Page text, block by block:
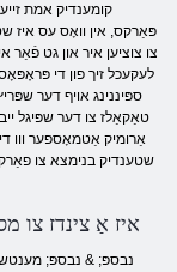
קומענדיק אמת
פּאַרקס, אין וואָס עס איז
צו צוציען איר און גט פֿאַר
לעקעכל זיך פון די
ספּיננינג אויף דער
טאַקאַלז צו דער שפּיגל
אַרומיק אַטמאָספער ווו די
שטענדיק בנימצא צו
איז אַ צינדז צו